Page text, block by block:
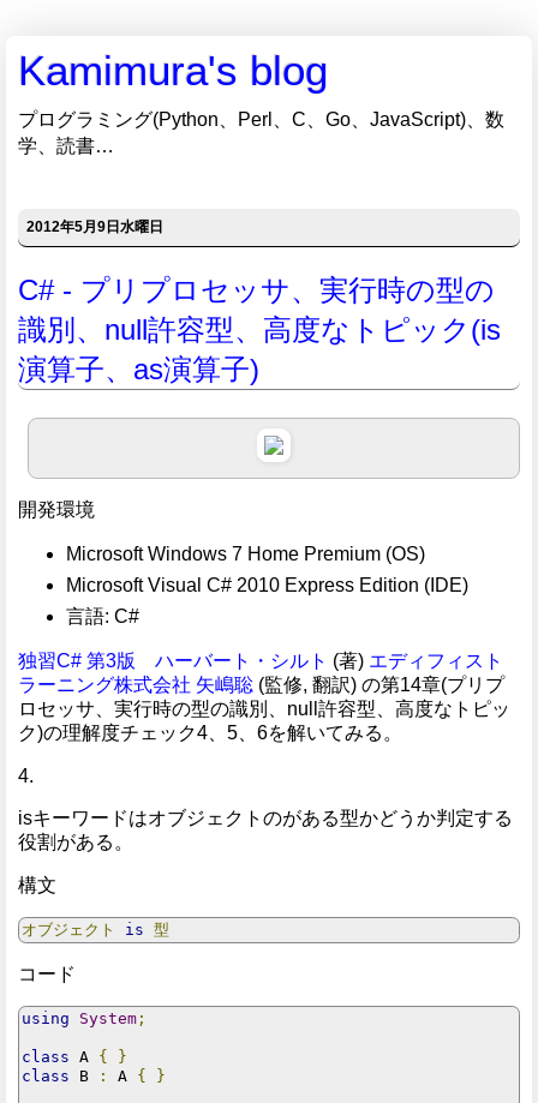
Kamimura's blog
プログラミング(Python、Perl、C、Go、JavaScript)、数
学、読書…
2012年5月9日水曜日
C# - プリプロセッサ、実行時の型の
識別、null許容型、高度なトピック(is
演算子、as演算子)
開発環境
Microsoft Windows 7 Home Premium (OS)
Microsoft Visual C# 2010 Express Edition (IDE)
言語: C#
独習C# 第3版 ハーバート・シルト (著) エディフィスト
ラーニング株式会社 矢嶋聡 (監修, 翻訳) の第14章(プリプ
ロセッサ、実行時の型の識別、null許容型、高度なトピッ
ク)の理解度チェック4、5、6を解いてみる。
4.
isキーワードはオブジェクトのがある型かどうか判定する
役割がある。
構文
オブジェクト is 型
コード
using System ;
class A {
}
class B : A { }